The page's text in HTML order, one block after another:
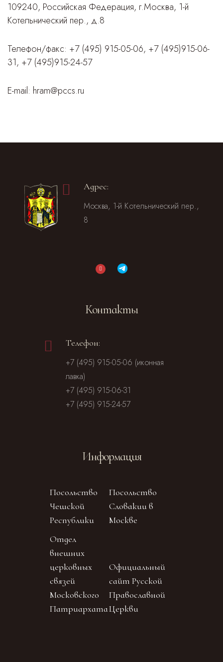
109240, Российская Федерация, г.Москва, 1-й
Котельнический пер., д.8
Телефон/факс: +7 (495) 915-05-06, +7 (495)915-06-
31, +7 (495)915-24-57
E-mail: hram@pccs.ru
Адрес:
Москва, 1-й Котельнический пер.,
8
Контакты
Телефон:
+7 (495) 915-05-06 (иконная
лавка)
+7 (495) 915-06-31
+7 (495) 915-24-57
Информация
Посольство
Чешской
Республики
Посольство
Словакии в
Москве
Отдел
внешних
церковных
связей
Московского
Патриархата
Официальный
сайт Русской
Православной
Церкви